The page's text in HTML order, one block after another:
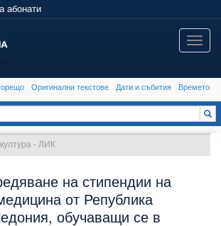
абонати
Toggle
Оригинални текстове Дати и събития Времето
- ЛИК
на стипендии на
от Република
обучаващи се в